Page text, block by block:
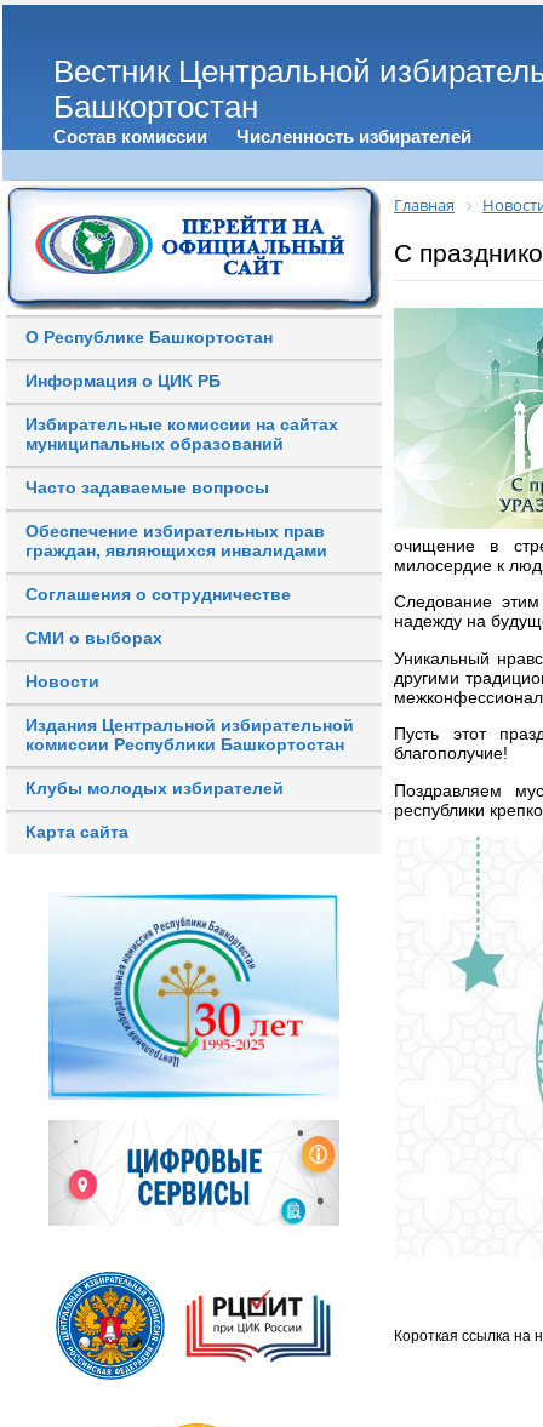
Вестник Центральной
Башкортостан
Состав комиссии Численность избирателей
О Республике Башкортостан
Информация о ЦИК РБ
Избирательные комиссии на сайтах
муниципальных образований
Часто задаваемые вопросы
Обеспечение избирательных прав
граждан, являющихся инвалидами
Соглашения о сотрудничестве
СМИ о выборах
Новости
Издания Центральной избирательной
комиссии Республики Башкортостан
Клубы молодых избирателей
Карта сайта
Главная
С
очищение в
милосердие к
Следование
надежду на
Уникальный
другими
Пусть этот
благополучие!
Поздравляем
республики
Короткая ссылка на